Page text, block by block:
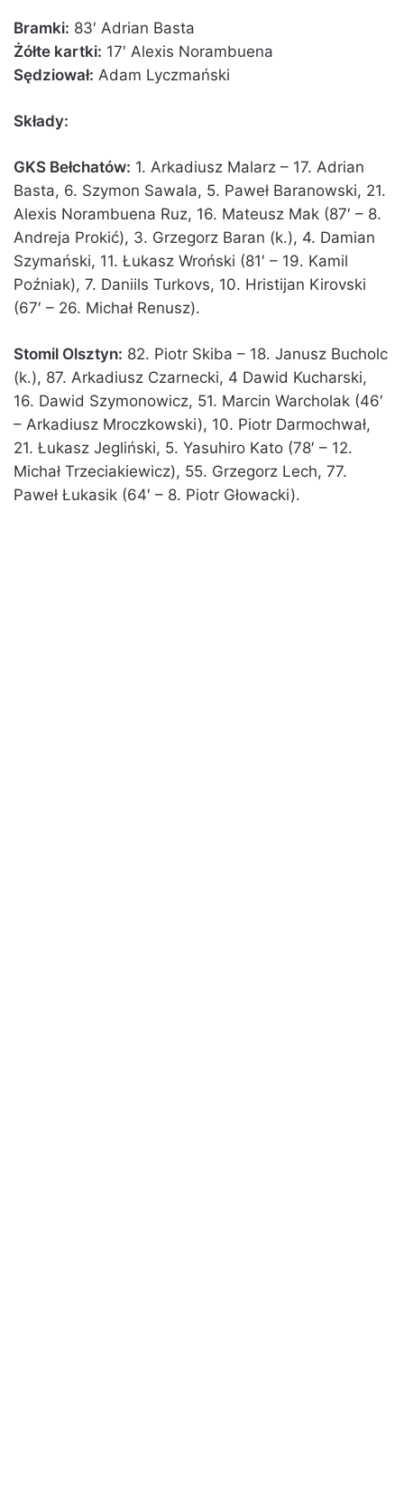
Bramki: 83′ Adrian Basta
Żółte kartki: 17′ Alexis Norambuena
Sędziował: Adam Lyczmański
Składy:
GKS Bełchatów: 1. Arkadiusz Malarz – 17. Adrian
Basta, 6. Szymon Sawala, 5. Paweł Baranowski, 21.
Alexis Norambuena Ruz, 16. Mateusz Mak (87′ – 8.
Andreja Prokić), 3. Grzegorz Baran (k.), 4. Damian
Szymański, 11. Łukasz Wroński (81′ – 19. Kamil
Poźniak), 7. Daniils Turkovs, 10. Hristijan Kirovski
(67′ – 26. Michał Renusz).
Stomil Olsztyn: 82. Piotr Skiba – 18. Janusz Bucholc
(k.), 87. Arkadiusz Czarnecki, 4 Dawid Kucharski,
16. Dawid Szymonowicz, 51. Marcin Warcholak (46′
– Arkadiusz Mroczkowski), 10. Piotr Darmochwał,
21. Łukasz Jegliński, 5. Yasuhiro Kato (78′ – 12.
Michał Trzeciakiewicz), 55. Grzegorz Lech, 77.
Paweł Łukasik (64′ – 8. Piotr Głowacki).